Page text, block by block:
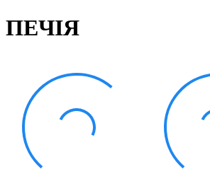
Статут УТОГ
Нормативна база УТОГ
Документи ВФГ
ПЕЧІЯ